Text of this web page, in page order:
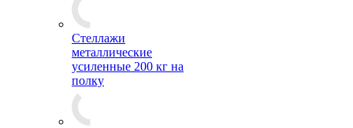
Стеллажи
металлические
усиленные 200 кг на
полку